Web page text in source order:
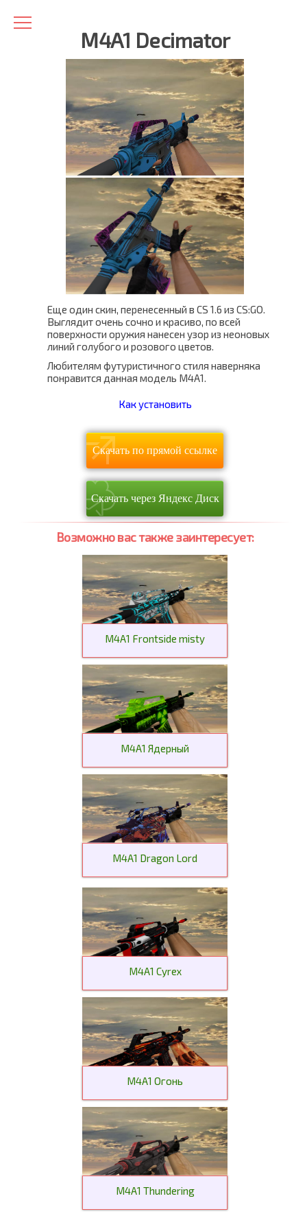
M4A1 Decimator
Еще один скин, перенесенный в CS 1.6 из CS:GO.
Выглядит очень сочно и красиво, по всей
поверхности оружия нанесен узор из неоновых
линий голубого и розового цветов.
Любителям футуристичного стиля наверняка
понравится данная модель М4А1.
Как установить
Скачать по прямой ссылке
Скачать через Яндекс Диск
Возможно вас также заинтересует:
M4A1 Frontside misty
M4A1 Ядерный
M4A1 Dragon Lord
M4A1 Cyrex
M4A1 Огонь
M4A1 Thundering